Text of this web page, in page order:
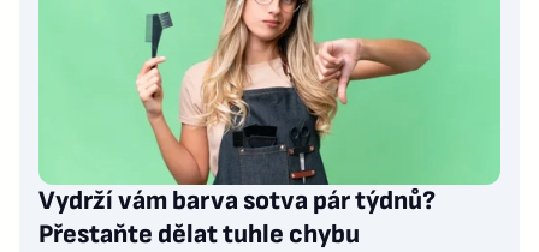
Vydrží vám barva sotva pár týdnů?
Přestaňte dělat tuhle chybu